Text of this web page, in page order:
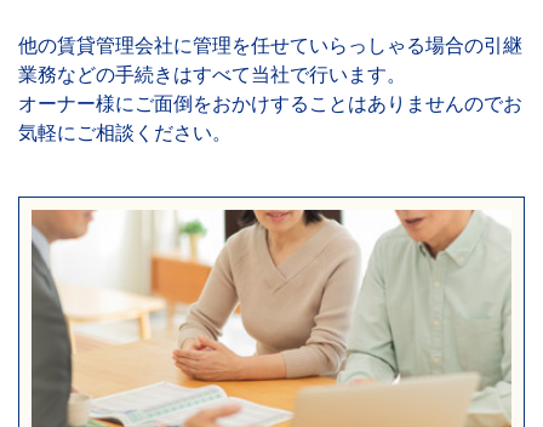
他の賃貸管理会社に管理を任せていらっしゃる場合の引継
業務などの手続きはすべて当社で行います。
オーナー様にご面倒をおかけすることはありませんのでお
気軽にご相談ください。